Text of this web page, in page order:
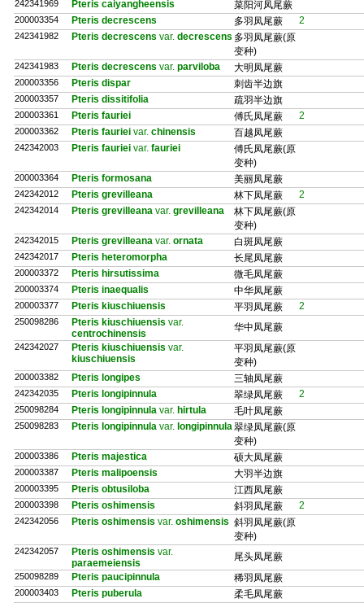
242341969 Pteris caiyangheensis 菜阳河凤尾蕨
200003354 Pteris decrescens 多羽凤尾蕨 2
242341982 Pteris decrescens var. decrescens 多羽凤尾蕨(原
变种)
242341983 Pteris decrescens var. parviloba 大明凤尾蕨
200003356 Pteris dispar 刺齿半边旗
200003357 Pteris dissitifolia 疏羽半边旗
200003361 Pteris fauriei 傅氏凤尾蕨 2
200003362 Pteris fauriei var. chinensis 百越凤尾蕨
242342003 Pteris fauriei var. fauriei
傅氏凤尾蕨(原
变种)
200003364 Pteris formosana 美丽凤尾蕨
242342012 Pteris grevilleana 林下凤尾蕨 2
242342014 Pteris grevilleana var. grevilleana
林下凤尾蕨(原
变种)
242342015 Pteris grevilleana var. ornata 白斑凤尾蕨
242342017 Pteris heteromorpha 长尾凤尾蕨
200003372 Pteris hirsutissima 微毛凤尾蕨
200003374 Pteris inaequalis 中华凤尾蕨
200003377 Pteris kiuschiuensis 平羽凤尾蕨 2
250098286 Pteris kiuschiuensis var.
centrochinensis
华中凤尾蕨
242342027 Pteris kiuschiuensis var.
kiuschiuensis
平羽凤尾蕨(原
变种)
200003382 Pteris longipes 三轴凤尾蕨
242342035 Pteris longipinnula 翠绿凤尾蕨 2
250098284 Pteris longipinnula var. hirtula 毛叶凤尾蕨
250098283 Pteris longipinnula var. longipinnula翠绿凤尾蕨(原
变种)
200003386 Pteris majestica 硕大凤尾蕨
200003387 Pteris malipoensis 大羽半边旗
200003395 Pteris obtusiloba 江西凤尾蕨
200003398 Pteris oshimensis 斜羽凤尾蕨 2
242342056 Pteris oshimensis var. oshimensis 斜羽凤尾蕨(原
变种)
242342057 Pteris oshimensis var.
paraemeiensis
尾头凤尾蕨
250098289 Pteris paucipinnula 稀羽凤尾蕨
200003403 Pteris puberula 柔毛凤尾蕨